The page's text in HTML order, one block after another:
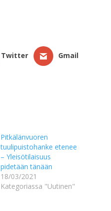
Twitter Gmail
Pitkälänvuoren
tuulipuistohanke etenee
– Yleisötilaisuus
pidetään tänään
18/03/2021
Kategoriassa "Uutinen"